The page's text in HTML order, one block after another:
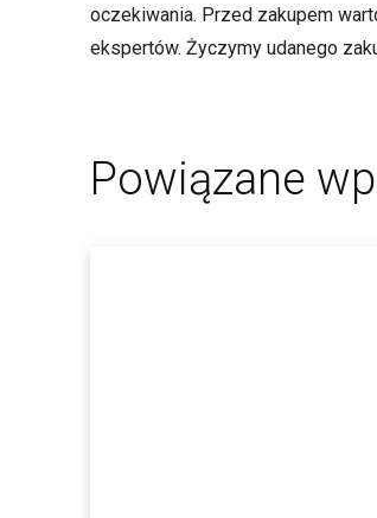
oczekiwania. Przed zakupem
ekspertów. Życzymy udanego
Powiązane